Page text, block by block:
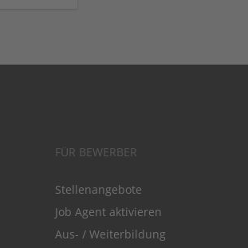
FÜR BEWERBER
Stellenangebote
Job Agent aktivieren
Aus- / Weiterbildung